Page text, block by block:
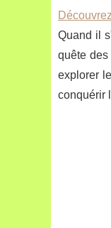
Quand il
quête
explorer
conquérir